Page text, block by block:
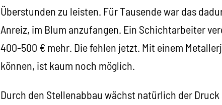
Überstunden zu leisten. Für Tausende war das
Anreiz, im Blum anzufangen. Ein Schichtarbeiter
400-500 € mehr. Die fehlen jetzt. Mit einem
können, ist kaum noch möglich.
Durch den Stellenabbau wächst natürlich der